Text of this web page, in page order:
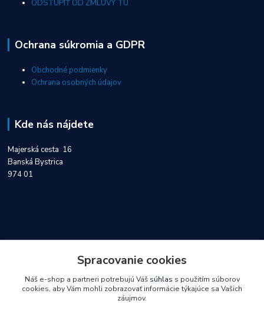
ODSTÚPIŤ OD ZMLUVY TU
Ochrana súkromia a GDPR
Obchodné podmienky
Ochrana osobných údajov
Kde nás nájdete
Majerská cesta 16
Banská Bystrica
974 01
0918 747 404
Spracovanie cookies
Náš e-shop a partneri potrebujú Váš súhlas s použitím súborov
cookies, aby Vám mohli zobrazovať informácie týkajúce sa Vašich
záujmov.